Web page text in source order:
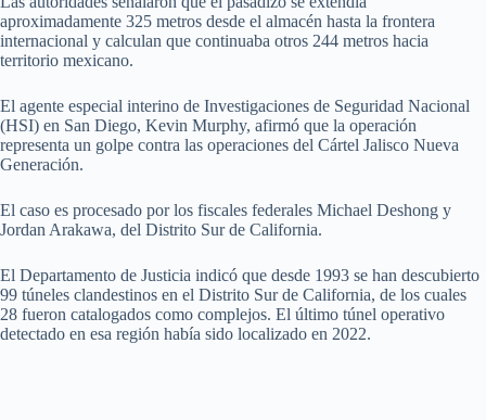
aproximadamente 325 metros desde el almacén hasta la frontera
internacional y calculan que continuaba otros 244 metros hacia
territorio mexicano.
El agente especial interino de Investigaciones de Seguridad Nacional
(HSI) en San Diego, Kevin Murphy, afirmó que la operación
representa un golpe contra las operaciones del Cártel Jalisco Nueva
Generación.
El caso es procesado por los fiscales federales Michael Deshong y
Jordan Arakawa, del Distrito Sur de California.
El Departamento de Justicia indicó que desde 1993 se han descubierto
99 túneles clandestinos en el Distrito Sur de California, de los cuales
28 fueron catalogados como complejos. El último túnel operativo
detectado en esa región había sido localizado en 2022.